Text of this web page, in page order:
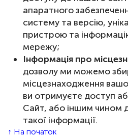
апаратного
систему та версію,
пристрою та
мережу;
Інформація про
дозволу ми можемо
місцезнаходження
ви отримуєте доступ
Сайт, або іншим чином
такої інформації.
↑ На початок